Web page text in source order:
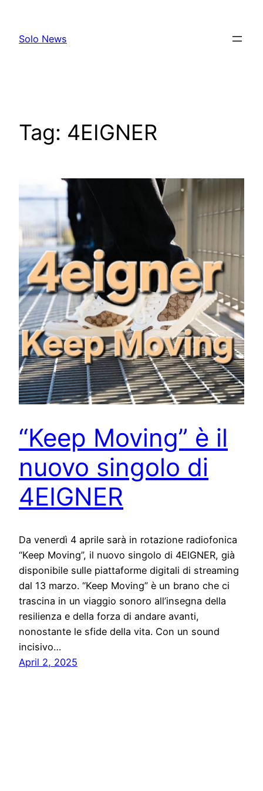
content
Solo News
Tag: 4EIGNER
“Keep Moving” è il
nuovo singolo di
4EIGNER
Da venerdì 4 aprile sarà in rotazione radiofonica
“Keep Moving”, il nuovo singolo di 4EIGNER, già
disponibile sulle piattaforme digitali di streaming
dal 13 marzo. “Keep Moving” è un brano che ci
trascina in un viaggio sonoro all’insegna della
resilienza e della forza di andare avanti,
nonostante le sfide della vita. Con un sound
incisivo…
April 2, 2025